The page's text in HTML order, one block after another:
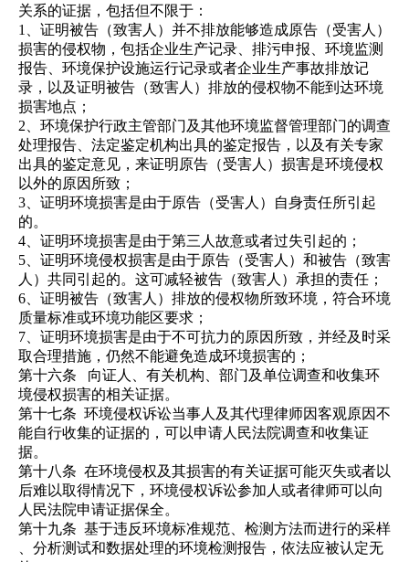
关系的证据，包括但不限于：
1、证明被告（致害人）并不排放能够造成原告（受害人）
损害的侵权物，包括企业生产记录、排污申报、环境监测
报告、环境保护设施运行记录或者企业生产事故排放记
录，以及证明被告（致害人）排放的侵权物不能到达环境
损害地点；
2、环境保护行政主管部门 及其他环境监督管理部门的调查
处理报告、法定鉴定机构出具的鉴定报告，以及有关专家
出具的鉴定意见，来证明原告（受害人）损害是环境侵权
以外的原因所致；
3、证明环境损害是由于原告（受害人）自身责任所引起
的。
4、证明环境损害是由于第三人故意或者过失引起的；
5、证明环境侵权损害是由于原告（受害人）和被告（致害
人）共同引起的。这可减轻被告（致害人）承担的责任；
6、证明被告（致害人）排放的侵权物所致环境，符合环境
质量标准或环境功能区要求；
7、证明环境损害是由于不可抗力的原因所致，并经及时采
取合理措施，仍然不能避免造成环境损害的；
第十六条
向证人、有关机构、部门及单位调查和收集环
境侵权损害的相关证据。
第十七条 环境侵权诉讼当事人及其代理律师因客观原因不
能自行收集的证据的， 可以申请人民法院调查和收集证
据。
第十八条 在环境侵权及其损害的有关证据可能灭失或者以
后难以取得情况下，环境侵权诉讼参加人或者律师可以向
人民法院申请证据保全。
第十九条 基于违反环境标准规范、检测方法而进行的采样
、分析测试和数据处理的环境检测报告，依法应被认定无